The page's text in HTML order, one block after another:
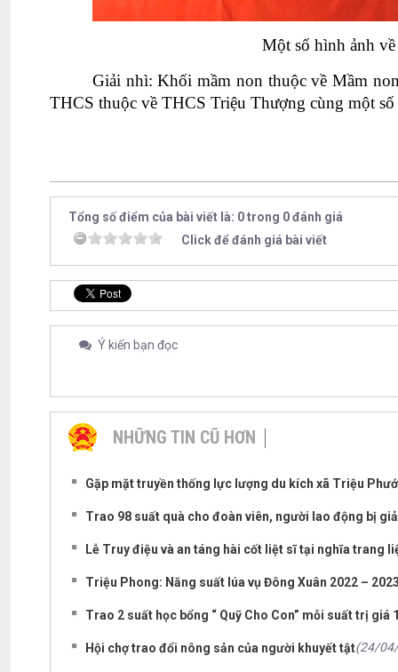
Một số hình ảnh
Giải nhì: Khối mầm non thuộc về Mầm
THCS thuộc về THCS Triệu Thượng cùng một
Tổng số điểm của bài viết là: 0 trong 0 đánh giá
Click để đánh giá bài viết
Ý kiến bạn đọc
NHỮNG TIN CŨ HƠN
Gặp mặt truyền thống lực lượng du kích xã Triệu
Trao 98 suất quà cho đoàn viên, người lao động bị
Lễ Truy điệu và an táng hài cốt liệt sĩ tại nghĩa trang
Triệu Phong: Năng suất lúa vụ Đông Xuân 2022 –
Trao 2 suất học bổng “ Quỹ Cho Con” mỗi suất trị giá
Hội chợ trao đổi nông sản của người khuyết tật(24/